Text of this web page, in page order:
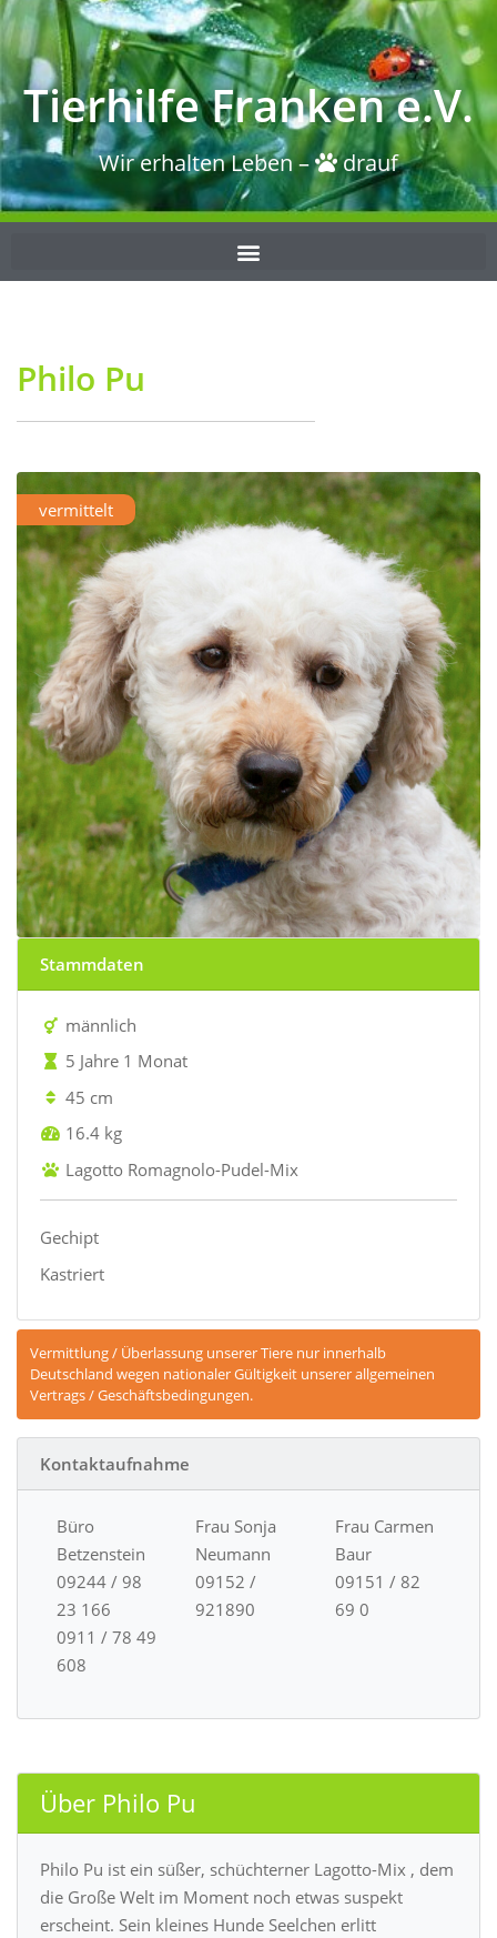
Tierhilfe Franken e.V.
Wir erhalten Leben – drauf
Philo Pu
vermittelt
Stammdaten
männlich
5 Jahre 1 Monat
45 cm
16.4 kg
Lagotto Romagnolo-Pudel-Mix
Gechipt
Kastriert
Vermittlung / Überlassung unserer Tiere nur innerhalb
Deutschland wegen nationaler Gültigkeit unserer allgemeinen
Vertrags / Geschäftsbedingungen.
Kontaktaufnahme
Büro
Betzenstein
09244 / 98
23 166
0911 / 78 49
608
Frau Sonja
Neumann
09152 /
921890
Frau Carmen
Baur
09151 / 82
69 0
Über Philo Pu
Philo Pu ist ein süßer, schüchterner Lagotto-Mix , dem
die Große Welt im Moment noch etwas suspekt
erscheint. Sein kleines Hunde Seelchen erlitt